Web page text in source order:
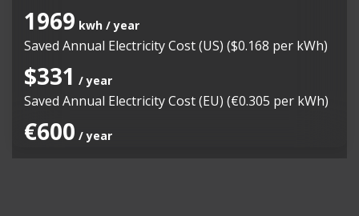
1969 kwh / year
Saved Annual Electricity Cost (US) ($0.168 per kWh)
$331 / year
Saved Annual Electricity Cost (EU) (€0.305 per kWh)
€600 / year